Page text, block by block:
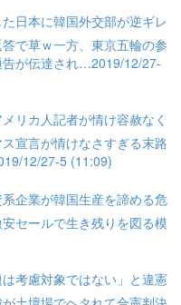
日本に韓国外交部が逆ギレ
で草ｗ一方、東京五輪の参
告が伝達され…2019/12/27-
リカ人記者が情け容赦なく
宣言が情けなさすぎる末路
12/27-5 (11:09)
企業が韓国生産を諦める危
セールで生き残りを図る模
考慮対象ではない」と違憲